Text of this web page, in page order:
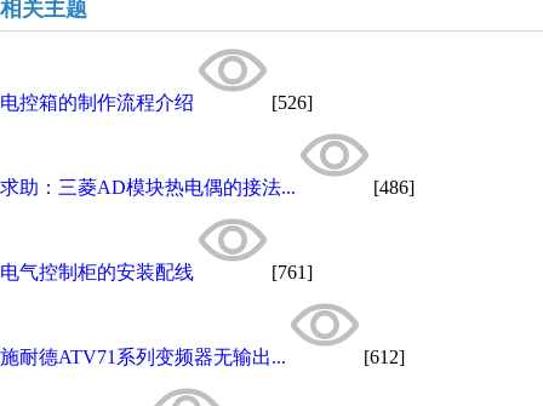
相关主题
电控箱的制作流程介绍 [526]
求助：三菱AD模块热电偶的接法... [486]
电气控制柜的安装配线 [761]
施耐德ATV71系列变频器无输出... [612]